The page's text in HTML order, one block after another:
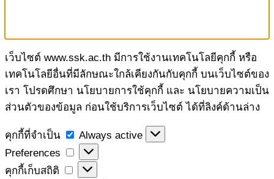
เว็บไซต์ www.ssk.ac.th มีการใช้งานเทคโนโลยีคุกกี้ หรือ
เทคโนโลยีอื่นที่มีลักษณะใกล้เคียงกันกับคุกกี้ บนเว็บไซต์ของ
เรา โปรดศึกษา นโยบายการใช้คุกกี้ และ นโยบายความเป็น
ส่วนตัวของข้อมูล ก่อนใช้บริการเว็บไซต์ ได้ที่ลิงค์ด้านล่าง
คุกกี้ที่จำเป็น
คุกกี้
ที่
จำเป็น
Always active
Preferences
Preferences
คุกกี้เก็บสถิติ
คุกกี้